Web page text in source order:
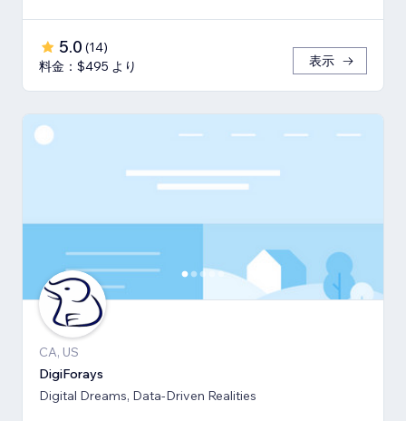
5.0 (14)
料金：$495 より
表示
CA, US
DigiForays
Digital Dreams, Data-Driven Realities